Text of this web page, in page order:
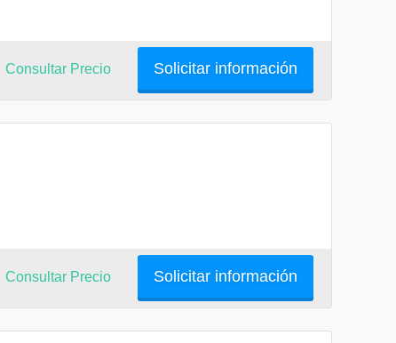
Solicitar información
Consultar Precio
Solicitar información
Consultar Precio